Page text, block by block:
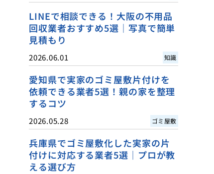
LINEで相談できる！大阪の不用品
回収業者おすすめ5選｜写真で簡単
見積もり
2026.06.01 知識
愛知県で実家のゴミ屋敷片付けを
依頼できる業者5選！親の家を整理
するコツ
2026.05.28 ゴミ屋敷
兵庫県でゴミ屋敷化した実家の片
付けに対応する業者5選｜プロが教
える選び方